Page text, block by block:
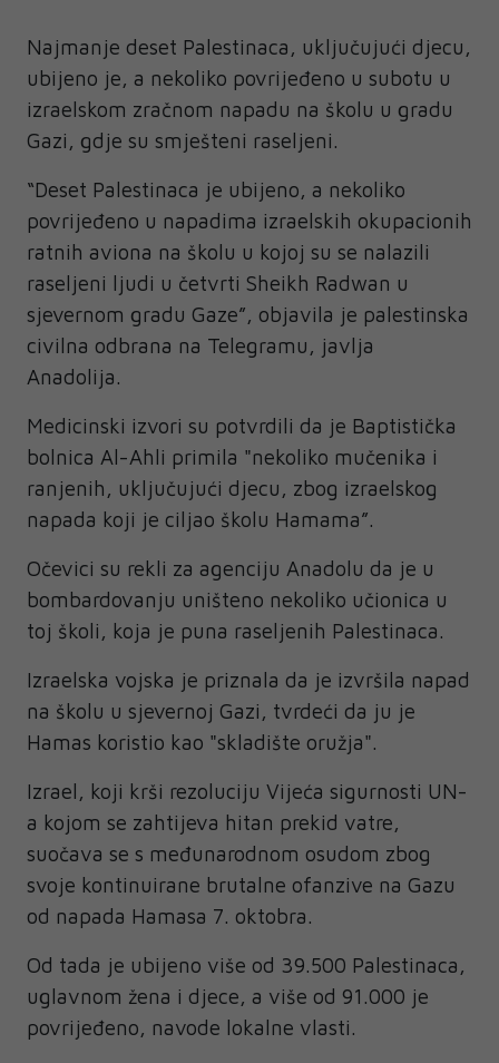
Najmanje deset Palestinaca, uključujući djecu,
ubijeno je, a nekoliko povrijeđeno u subotu u
izraelskom zračnom napadu na školu u gradu
Gazi, gdje su smješteni raseljeni.
“Deset Palestinaca je ubijeno, a nekoliko
povrijeđeno u napadima izraelskih okupacionih
ratnih aviona na školu u kojoj su se nalazili
raseljeni ljudi u četvrti Sheikh Radwan u
sjevernom gradu Gaze”, objavila je palestinska
civilna odbrana na Telegramu, javlja
Anadolija.
Medicinski izvori su potvrdili da je Baptistička
bolnica Al-Ahli primila "nekoliko mučenika i
ranjenih, uključujući djecu, zbog izraelskog
napada koji je ciljao školu Hamama”.
Očevici su rekli za agenciju Anadolu da je u
bombardovanju uništeno nekoliko učionica u
toj školi, koja je puna raseljenih Palestinaca.
Izraelska vojska je priznala da je izvršila napad
na školu u sjevernoj Gazi, tvrdeći da ju je
Hamas koristio kao "skladište oružja".
Izrael, koji krši rezoluciju Vijeća sigurnosti UN-
a kojom se zahtijeva hitan prekid vatre,
suočava se s međunarodnom osudom zbog
svoje kontinuirane brutalne ofanzive na Gazu
od napada Hamasa 7. oktobra.
Od tada je ubijeno više od 39.500 Palestinaca,
uglavnom žena i djece, a više od 91.000 je
povrijeđeno, navode lokalne vlasti.